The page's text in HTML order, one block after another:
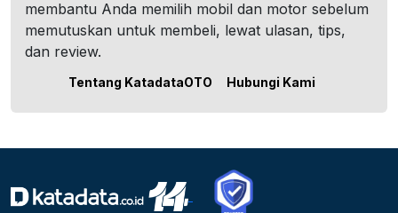
membantu Anda memilih mobil dan motor sebelum
memutuskan untuk membeli, lewat ulasan, tips,
dan review.
Tentang KatadataOTO Hubungi Kami